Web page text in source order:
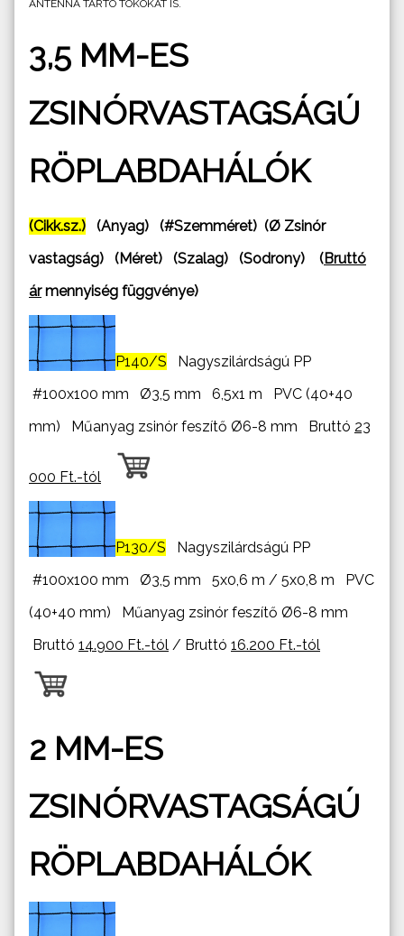
ANTENNA TARTÓ TOKOKAT IS.
3,5 MM-ES
ZSINÓRVASTAGSÁGÚ
RÖPLABDAHÁLÓK
(Cikk.sz.) (Anyag) (#Szemméret) (Ø Zsinór
vastagság) (Méret) (Szalag) (Sodrony) (Bruttó
ármennyiség függvénye)
P140/S Nagyszilárdságú PP
#100x100 mm Ø3,5 mm 6,5x1 m PVC (40+40
mm) Műanyag zsinór feszítő Ø6-8 mm Bruttó 23
000 Ft.-tól
P130/S Nagyszilárdságú PP
#100x100 mm Ø3,5 mm 5x0,6 m / 5x0,8 m PVC
(40+40 mm) Műanyag zsinór feszítő Ø6-8 mm
Bruttó 14.900 Ft.-tól / Bruttó 16.200 Ft.-tól
2 MM-ES
ZSINÓRVASTAGSÁGÚ
RÖPLABDAHÁLÓK